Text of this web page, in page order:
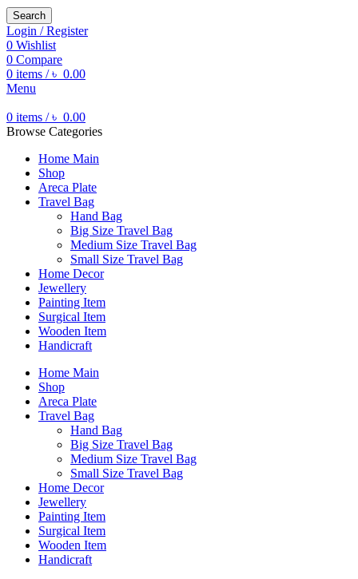
Search
Login / Register
0 Wishlist
0 Compare
0 items / ৳ 0.00
Menu
0 items / ৳ 0.00
Browse Categories
Home Main
Shop
Areca Plate
Travel Bag
Hand Bag
Big Size Travel Bag
Medium Size Travel Bag
Small Size Travel Bag
Home Decor
Jewellery
Painting Item
Surgical Item
Wooden Item
Handicraft
Home Main
Shop
Areca Plate
Travel Bag
Hand Bag
Big Size Travel Bag
Medium Size Travel Bag
Small Size Travel Bag
Home Decor
Jewellery
Painting Item
Surgical Item
Wooden Item
Handicraft